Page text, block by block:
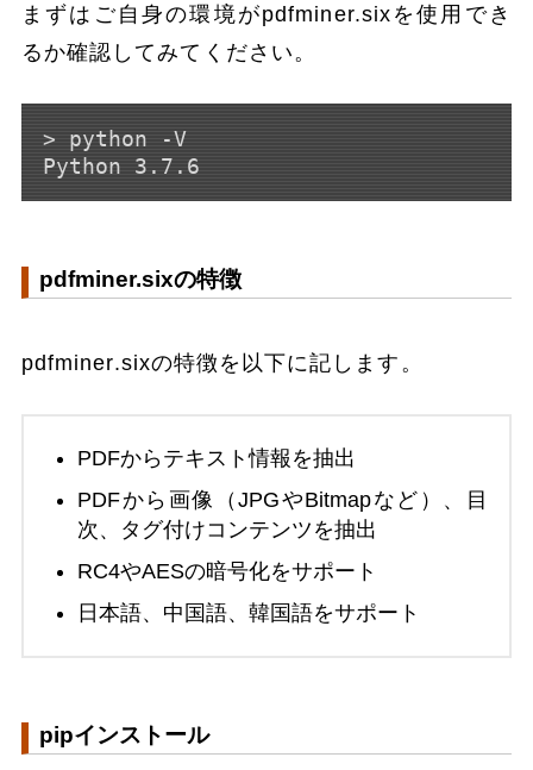
まずはご自身の環境がpdfminer.sixを使用でき
るか確認してみてください。
> python -V
pdfminer.sixの特徴
pdfminer.sixの特徴を以下に記します。
PDFからテキスト情報を抽出
PDFから画像（JPGやBitmapなど）、目
次、タグ付けコンテンツを抽出
RC4やAESの暗号化をサポート
日本語、中国語、韓国語をサポート
pipインストール